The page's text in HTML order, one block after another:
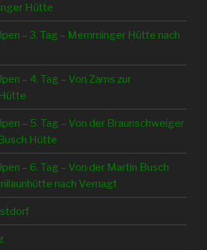
Hütte
– 3. Tag – Memminger Hütte nach
– 4. Tag – Von Zams zur
– 5. Tag – Von der Braunschweiger
Hütte
– 6. Tag – Von der Martin Busch
nach Vernagt